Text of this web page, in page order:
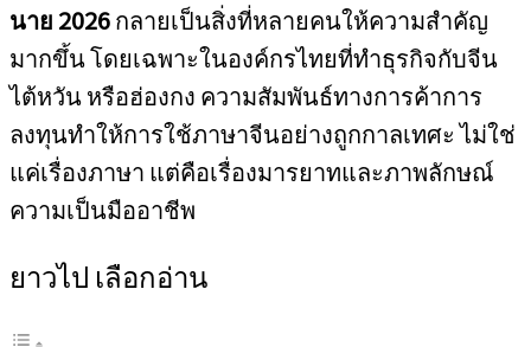
นาย 2026กลายเป็นสิ่งที่หลายคนให้ความสำคัญ
มากขึ้น โดยเฉพาะในองค์กรไทยที่ทำธุรกิจกับจีน
ไต้หวัน หรือฮ่องกง ความสัมพันธ์ทางการค้าการ
ลงทุนทำให้การใช้ภาษาจีนอย่างถูกกาลเทศะ ไม่ใช่
แค่เรื่องภาษา แต่คือเรื่องมารยาทและภาพลักษณ์
ความเป็นมืออาชีพ
ยาวไป เลือกอ่าน